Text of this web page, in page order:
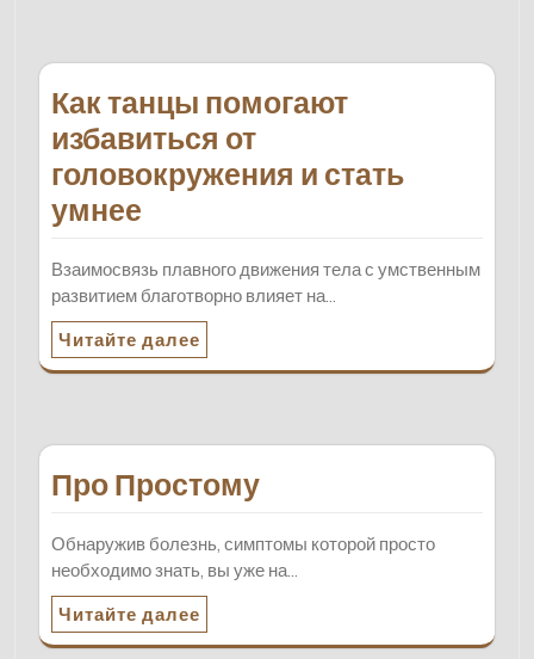
Как танцы помогают
избавиться от
головокружения и стать
умнее
Взаимосвязь плавного движения тела с умственным
развитием благотворно влияет на…
Читайте далее
Про Простому
Обнаружив болезнь, симптомы которой просто
необходимо знать, вы уже на…
Читайте далее